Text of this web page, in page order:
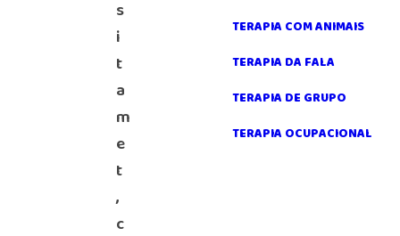
s
i
t
a
m
e
t
,
c
TERAPIA COM ANIMAIS
TERAPIA DA FALA
TERAPIA DE GRUPO
TERAPIA OCUPACIONAL